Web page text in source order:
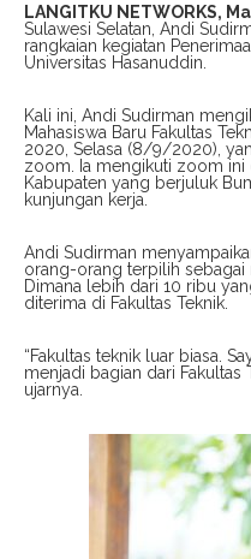
LANGITKU NETWORKS,
Sulawesi Selatan, Andi
rangkaian kegiatan
Universitas Hasanuddin.
Kali ini, Andi Sudirman
Mahasiswa Baru Fakultas
2020, Selasa (8/9/2020),
zoom. Ia mengikuti zoom ini
Kabupaten yang berjuluk
kunjungan kerja.
Andi Sudirman
orang-orang terpilih sebagai
Dimana lebih dari 10 ribu
diterima di Fakultas Teknik.
“Fakultas teknik luar biasa.
menjadi bagian dari Fakultas
ujarnya.